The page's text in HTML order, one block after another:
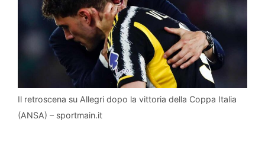
Il retroscena su Allegri dopo la vittoria della Coppa Italia
(ANSA) – sportmain.it